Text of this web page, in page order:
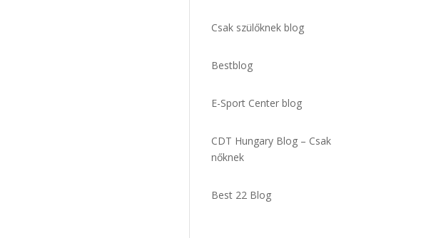
Csak szülőknek blog
Bestblog
E-Sport Center blog
CDT Hungary Blog – Csak
nőknek
Best 22 Blog